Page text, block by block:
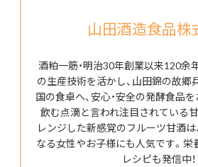
山田酒造食品株
酒粕一筋・明治30年創業以来120余
の生産技術を活かし、山田錦の故郷
国の食卓へ、安心・安全の発酵食品
飲む点滴と言われ注目されている
レンジした新感覚のフルーツ甘酒は
なる女性やお子様にも人気です。栄
レシピも発信中！